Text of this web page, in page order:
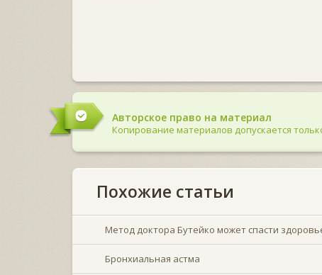
Авторское право на материал
Копирование материалов допускается
Похожие статьи
Метод доктора Бутейко может спасти
Бронхиальная астма